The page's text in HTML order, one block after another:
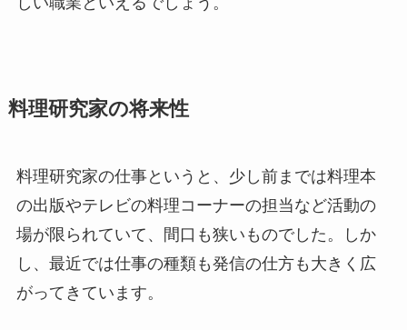
料理研究家の将来性
料理研究家の仕事というと、少し前までは料理本
の出版やテレビの料理コーナーの担当など活動の
場が限られていて、間口も狭いものでした。しか
し、最近では仕事の種類も発信の仕方も大きく広
がってきています。